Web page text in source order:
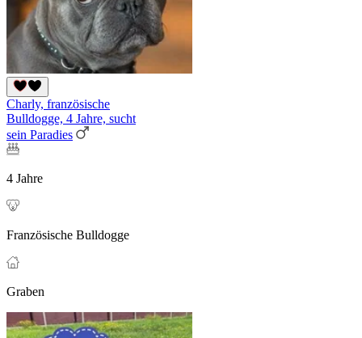
Charly, französische
Bulldogge, 4 Jahre, sucht
sein Paradies
4 Jahre
Französische Bulldogge
Graben